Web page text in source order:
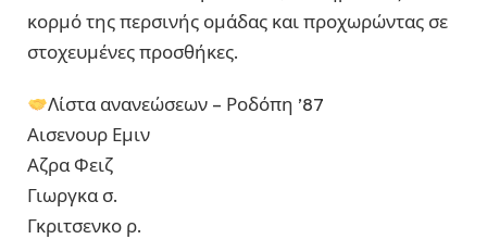
κορμό της περσινής ομάδας και προχωρώντας σε
στοχευμένες προσθήκες.
Λίστα ανανεώσεων – Ροδόπη ’87
Αισενουρ Εμιν
Αζρα Φειζ
Γιωργκα σ.
Γκριτσενκο ρ.